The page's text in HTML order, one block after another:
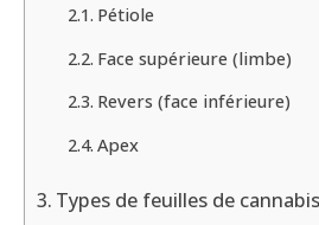
Pétiole
Face supérieure (limbe)
Revers (face inférieure)
Apex
Types de feuilles de cannabis